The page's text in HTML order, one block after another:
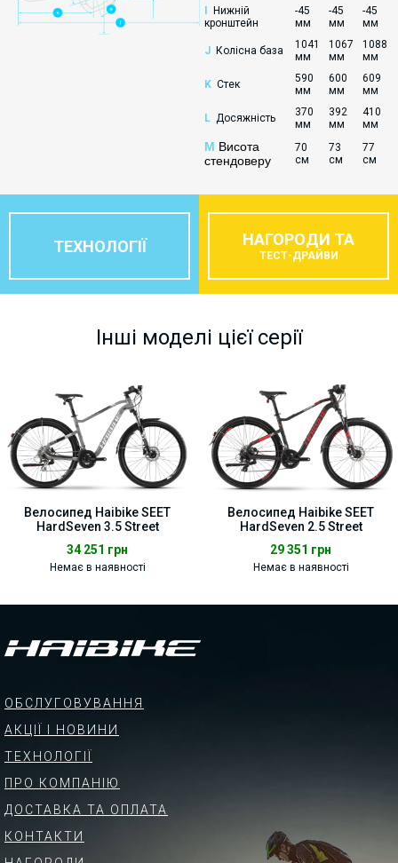
Нижній
кронштейн
-45
мм
-45
мм
-45
мм
J Колісна база
1041
мм
1067
мм
1088
мм
K Стек
590
мм
600
мм
609
мм
L Досяжність
370
мм
392
мм
410
мм
M Висота
стендоверу
70
см
73
см
77
см
ТЕХНОЛОГІЇ НАГОРОДИ ТА
ТЕСТ-ДРАЙВИ
Інші моделі цієї серії
Велосипед Haibike SEET
HardSeven 3.5 Street
34 251 грн
Немає в наявності
Велосипед Haibike SEET
HardSeven 2.5 Street
29 351 грн
Немає в наявності
ОБСЛУГОВУВАННЯ
АКЦІЇ І НОВИНИ
ТЕХНОЛОГІЇ
ПРО КОМПАНІЮ
ДОСТАВКА ТА ОПЛАТА
КОНТАКТИ